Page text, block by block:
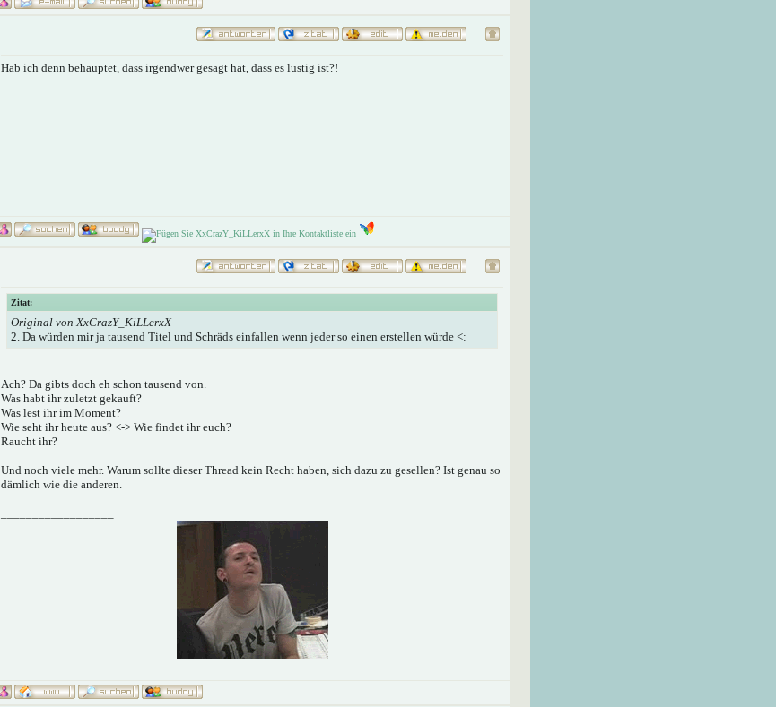
Hab ich denn behauptet, dass irgendwer gesagt hat, dass es lustig ist?!
Zitat:
Original von XxCrazY_KiLLerxX
2. Da würden mir ja tausend Titel und Schräds einfallen wenn jeder so einen erstellen würde <:
Ach? Da gibts doch eh schon tausend von.
Was habt ihr zuletzt gekauft?
Was lest ihr im Moment?
Wie seht ihr heute aus? <-> Wie findet ihr euch?
Raucht ihr?
Und noch viele mehr. Warum sollte dieser Thread kein Recht haben, sich dazu zu gesellen? Ist genau so
dämlich wie die anderen.